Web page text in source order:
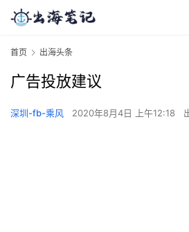
首页 出海头条
广告投放建议
深圳-fb-乘风 2020年8月4日 上午12:18